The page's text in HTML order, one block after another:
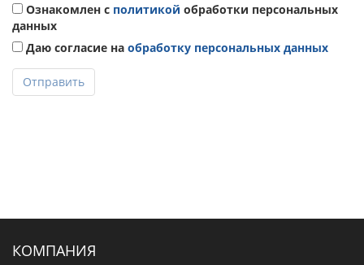
Ознакомлен с политикой обработки персональных
данных
Даю согласие на обработку персональных данных
Отправить
КОМПАНИЯ